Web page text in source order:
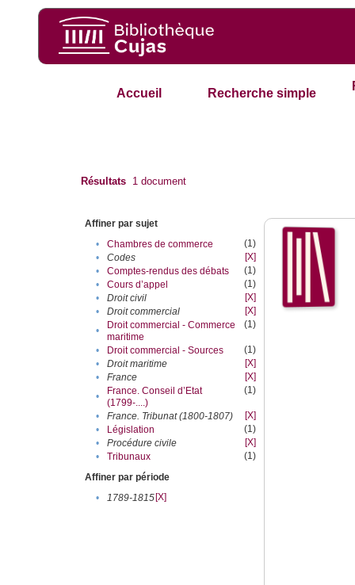
Accueil Recherche simple
Résultats 1 document
Affiner par sujet
•
Chambres de commerce
(1)
•
Codes
[X]
•
Comptes-rendus des débats
(1)
•
Cours d’appel
(1)
•
Droit civil
[X]
•
Droit commercial
[X]
•
Droit commercial - Commerce
maritime
(1)
• Droit commercial - Sources
(1)
•
Droit maritime
[X]
•
France
[X]
•
France. Conseil d’Etat
(1799-....)
(1)
• France. Tribunat (1800-1807)
[X]
•
Législation
(1)
•
Procédure civile
[X]
•
Tribunaux
(1)
Affiner par période
•
1789-1815[X]